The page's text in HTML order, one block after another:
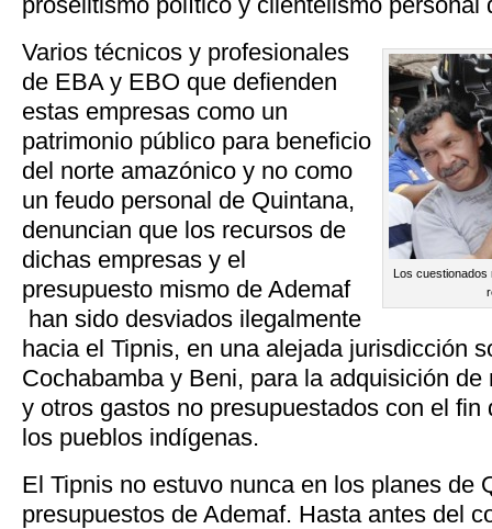
Los cuestionados
Varios técnicos y profesionales
de EBA y EBO que defienden
estas empresas como un
patrimonio público para beneficio
del norte amazónico y no como
un feudo personal de Quintana,
denuncian que los recursos de
dichas empresas y el
presupuesto mismo de Ademaf
han sido desviados ilegalmente
hacia el Tipnis, en una alejada jurisdicción
Cochabamba y Beni, para la adquisición de
y otros gastos no presupuestados con el fin
los pueblos indígenas.
El Tipnis no estuvo nunca en los planes de
presupuestos de Ademaf. Hasta antes del